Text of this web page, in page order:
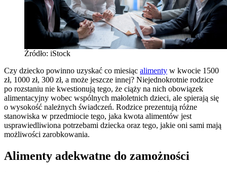
Źródło: iStock
Czy dziecko powinno uzyskać co miesiąc alimenty w kwocie 1500
zł, 1000 zł, 300 zł, a może jeszcze innej? Niejednokrotnie rodzice
po rozstaniu nie kwestionują tego, że ciąży na nich obowiązek
alimentacyjny wobec wspólnych małoletnich dzieci, ale spierają się
o wysokość należnych świadczeń. Rodzice prezentują różne
stanowiska w przedmiocie tego, jaka kwota alimentów jest
usprawiedliwiona potrzebami dziecka oraz tego, jakie oni sami mają
możliwości zarobkowania.
Alimenty adekwatne do zamożności